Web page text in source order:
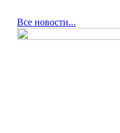
Все новости...